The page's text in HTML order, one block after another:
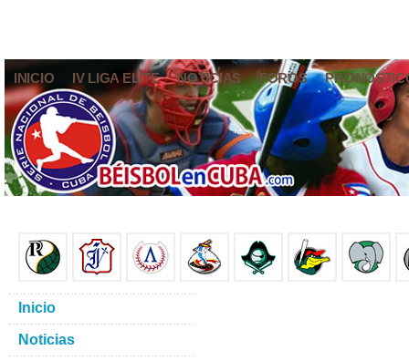
INICIO IV LIGA ELITE NOTICIAS FOROS
Inicio
Noticias